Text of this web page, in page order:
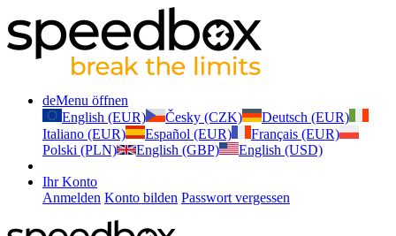
deMenu öffnen
English (EUR)
Česky (CZK)
Deutsch (EUR)
Italiano (EUR)
Español (EUR)
Français (EUR)
Polski (PLN)
English (GBP) English (USD)
Ihr Konto
Anmelden Konto bilden Passwort vergessen